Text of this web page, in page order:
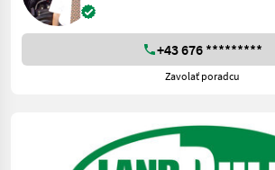
+43 676 *********
Zavolať poradcu